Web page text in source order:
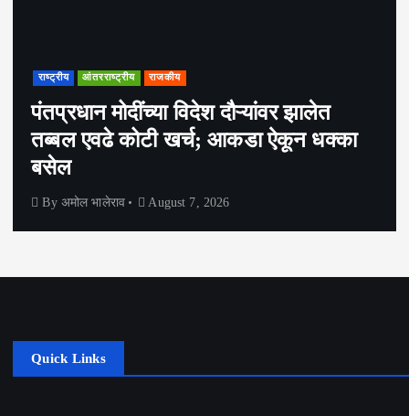
राष्ट्रीय आंतरराष्ट्रीय राजकीय
पंतप्रधान मोदींच्या विदेश दौऱ्यांवर झालेत
तब्बल एवढे कोटी खर्च; आकडा ऐकून धक्का
बसेल
By अमोल भालेराव August 7, 2026
Quick Links